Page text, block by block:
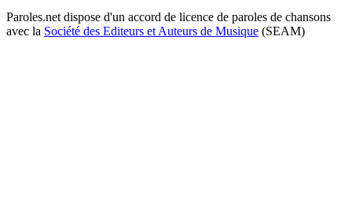
Paroles.net dispose d'un accord de licence de paroles de chansons
avec la Société des Editeurs et Auteurs de Musique (SEAM)